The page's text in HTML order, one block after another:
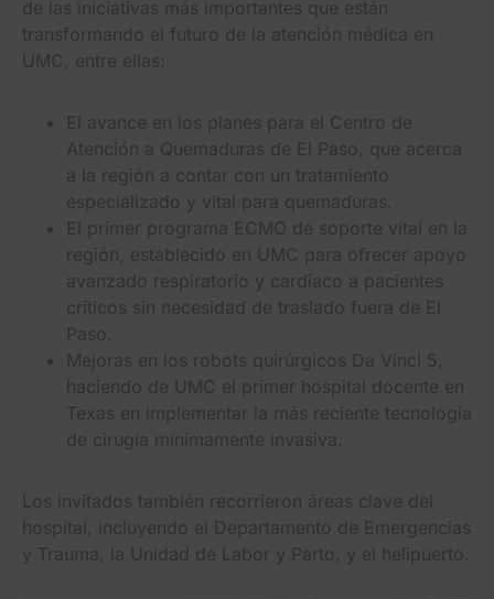
de las iniciativas más importantes que están
transformando el futuro de la atención médica en
UMC, entre ellas:
El avance en los planes para el Centro de
Atención a Quemaduras de El Paso, que acerca
a la región a contar con un tratamiento
especializado y vital para quemaduras.
El primer programa ECMO de soporte vital en la
región, establecido en UMC para ofrecer apoyo
avanzado respiratorio y cardíaco a pacientes
críticos sin necesidad de traslado fuera de El
Paso.
Mejoras en los robots quirúrgicos Da Vinci 5,
haciendo de UMC el primer hospital docente en
Texas en implementar la más reciente tecnología
de cirugía mínimamente invasiva.
Los invitados también recorrieron áreas clave del
hospital, incluyendo el Departamento de Emergencias
y Trauma, la Unidad de Labor y Parto, y el helipuerto.